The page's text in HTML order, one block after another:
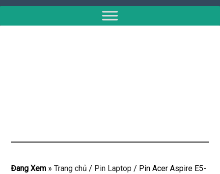
Đang Xem »Trang chủ / Pin Laptop / Pin Acer Aspire E5-